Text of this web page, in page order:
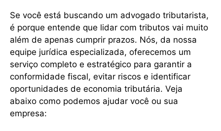
Se você está buscando um advogado tributarista,
é porque entende que lidar com tributos vai muito
além de apenas cumprir prazos. Nós, da nossa
equipe jurídica especializada, oferecemos um
serviço completo e estratégico para garantir a
conformidade fiscal, evitar riscos e identificar
oportunidades de economia tributária. Veja
abaixo como podemos ajudar você ou sua
empresa: